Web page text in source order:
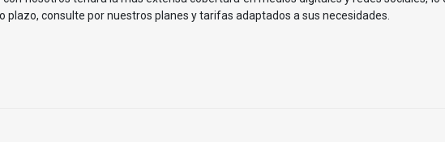
plazo, consulte por nuestros planes y tarifas adaptados a sus necesidades.